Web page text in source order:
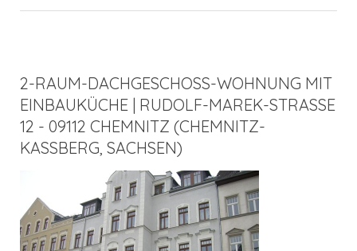
2-RAUM-DACHGESCHOSS-WOHNUNG MIT
EINBAUKÜCHE | RUDOLF-MAREK-STRASSE 1
2 - 09112 CHEMNITZ (CHEMNITZ-K
ASSBERG, SACHSEN)